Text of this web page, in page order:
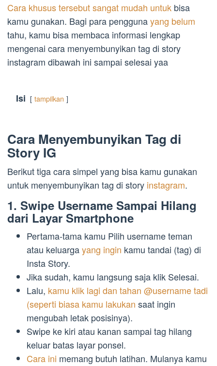
Cara khusus tersebut sangat mudah untuk bisa
kamu gunakan. Bagi para penggunayang belum
tahu, kamu bisa membaca informasi lengkap
mengenai cara menyembunyikan tag di story
instagram dibawah ini sampai selesai yaa
Isi tampilkan
Cara Menyembunyikan Tag di
Story IG
Berikut tiga cara simpel yang bisa kamu gunakan
untuk menyembunyikan tag di story instagram.
1. Swipe Username Sampai Hilang
dari Layar Smartphone
Pertama-tama kamu Pilih username teman
atau keluargayang ingin kamu tandai (tag) di
Insta Story.
Jika sudah, kamu langsung saja klik Selesai.
Lalu, kamu klik lagi dan tahan @username tadi
(seperti biasa kamu lakukan saat ingin
mengubah letak posisinya).
Swipe ke kiri atau kanan sampai tag hilang
keluar batas layar ponsel.
Cara ini memang butuh latihan. Mulanya kamu